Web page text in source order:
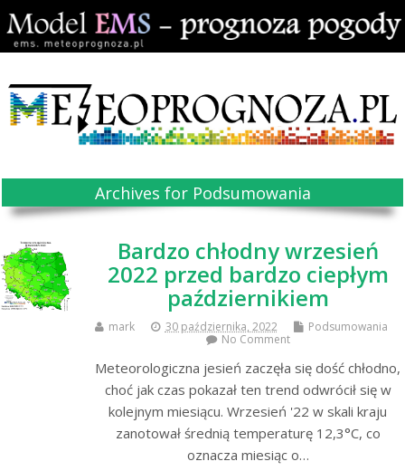
Archives for Podsumowania
Bardzo chłodny wrzesień
2022 przed bardzo ciepłym
październikiem
mark 30 października, 2022
Podsumowania
No Comment
Meteorologiczna jesień zaczęła się dość chłodno,
choć jak czas pokazał ten trend odwrócił się w
kolejnym miesiącu. Wrzesień '22 w skali kraju
zanotował średnią temperaturę 12,3°C, co
oznacza miesiąc o…